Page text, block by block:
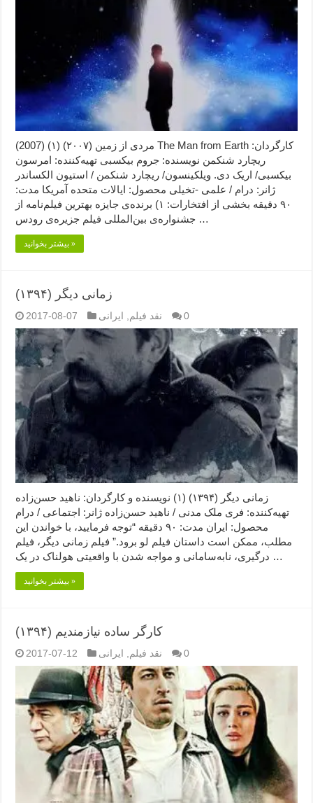
مردی از زمین (۲۰۰۷) (۱) (2007) The Man from Earth کارگردان:
ریچارد شنکمن نویسنده: جروم بیکسبی تهیه‌کننده: امرسون
بیکسبی/ اریک دی. ویلکینسون/ ریچارد شنکمن / استیون الکساندر
ژانر: درام / علمی -تخیلی محصول: ایالات متحده آمریکا مدت:
۹۰ دقیقه بخشی از افتخارات: ۱) برنده‌ی جایزه بهترین فیلم‌نامه از
جشنواره‌ی بین‌المللی فیلم جزیره‌ی رودس …
بیشتر بخوانید »
زمانی دیگر (۱۳۹۴)
2017-08-07 نقد فیلم ایرانی 0
زمانی دیگر (۱۳۹۴) (۱) نویسنده و کارگردان: ناهید حسن‌زاده
تهیه‌کننده: فری ملک مدنی / ناهید حسن‌زاده ژانر: اجتماعی / درام
محصول: ایران مدت: ۹۰ دقیقه “توجه فرمایید،‌ با خواندن این
مطلب، ممکن است داستان فیلم لو برود.” فیلم زمانی دیگر، فیلم
درگیری، نابه‌سامانی و مواجه شدن با واقعیتی هولناک در یک …
بیشتر بخوانید »
کارگر ساده نیازمندیم (۱۳۹۴)
2017-07-12 نقد فیلم, ایرانی 0